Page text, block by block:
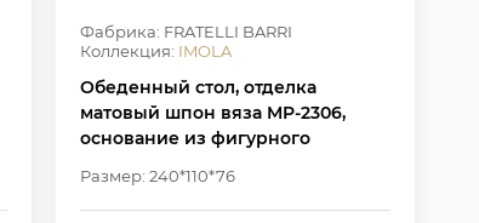
Фабрика: FRATELLI BARRI
Коллекция: IMOLA
Обеденный стол, отделка
матовый шпон вяза MP-2306,
основание из фигурного
W2502
Размер: 240*110*76